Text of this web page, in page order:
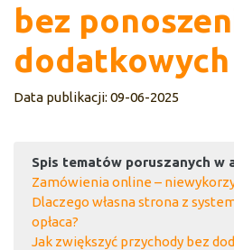
bez
Data publikacji: 09-06-2025
Spis tematów poruszanych w
Zamówienia online –
Dlaczego własna strona z
opłaca?
Jak zwiększyć przychody bez